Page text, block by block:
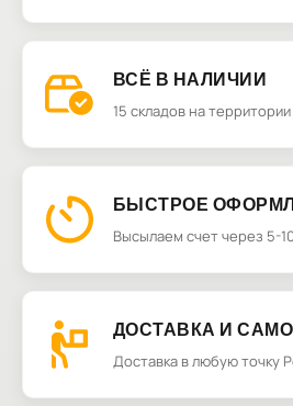
ВСЁ В НАЛИЧИИ
15 складов на
БЫСТРОЕ
Высылаем счет через 5-
ДОСТАВКА И
Доставка в любую точку